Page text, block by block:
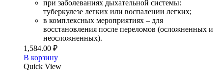
при заболеваниях дыхательной системы:
туберкулезе легких или воспалении легких;
в комплексных мероприятиях – для
восстановления после переломов (осложненных и
неосложненных).
1,584.00 ₽
В корзину
Quick View